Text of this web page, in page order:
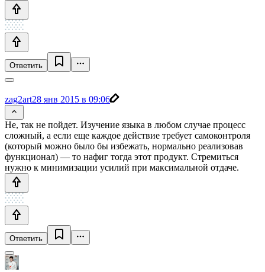
Ответить
zag2art28 янв 2015 в 09:06
Не, так не пойдет. Изучение языка в любом случае процесс
сложный, а если еще каждое действие требует самоконтроля
(который можно было бы избежать, нормально реализовав
функционал) — то нафиг тогда этот продукт. Стремиться
нужно к минимизации усилий при максимальной отдаче.
Ответить